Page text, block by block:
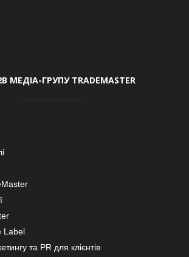
МЕДІА-ГРУПУ TRADEMASTER
Label
та PR для клієнтів